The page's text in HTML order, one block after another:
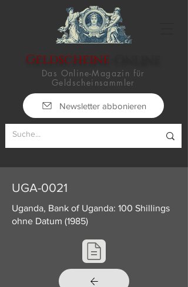
Geldscheine
Das Online-Magazin für
Geldscheinsammler
Newsletter abbonieren
UGA-0021
Uganda, Bank of Uganda: 100 Shillings
ohne Datum (1985)